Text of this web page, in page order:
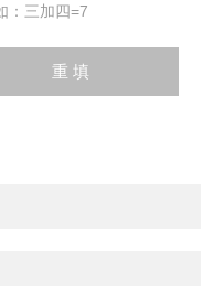
：三加四=7